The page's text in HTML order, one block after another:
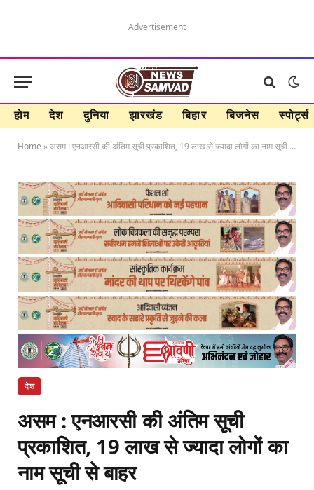
Advertisement
होम देश दुनिया झारखंड बिहार बिजनेस स्पोर्ट्स
Home »असम : एनआरसी की अंतिम सूची प्रकाशित, 19 लाख से ज्यादा लोगों का नाम सूची से बाहर
देश
असम : एनआरसी की अंतिम सूची
प्रकाशित, 19 लाख से ज्यादा लोगों का
नाम सूची से बाहर